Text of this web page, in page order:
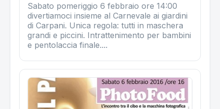
Sabato pomeriggio 6 febbraio ore 14:00
divertiamoci insieme al Carnevale ai giardini
di Carpani. Unica regola: tutti in maschera
grandi e piccini. Intrattenimento per bambini
e pentolaccia finale....